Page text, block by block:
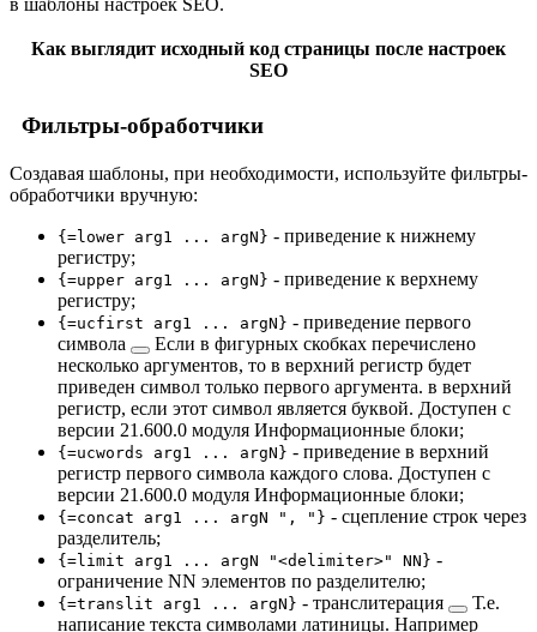
Как выглядит исходный код страницы после настроек
SEO
Фильтры-обработчики
Создавая шаблоны, при необходимости, используйте фильтры-
обработчики вручную:
{=lower arg1 ... argN} - приведение к нижнему
регистру;
{=upper arg1 ... argN} - приведение к верхнему
регистру;
{=ucfirst arg1 ... argN} - приведение первого
символа
Если в фигурных скобках перечислено
несколько аргументов, то в верхний регистр будет
приведен символ только первого аргумента. в верхний
регистр, если этот символ является буквой. Доступен с
версии 21.600.0 модуля Информационные блоки;
{=ucwords arg1 ... argN} - приведение в верхний
регистр первого символа каждого слова. Доступен с
версии 21.600.0 модуля Информационные блоки;
{=concat arg1 ... argN ", "} - сцепление строк через
разделитель;
{=limit arg1 ... argN "<delimiter>" NN} -
ограничение NN элементов по разделителю;
{=translit arg1 ... argN} - транслитерация
Т.е.
написание текста символами латиницы. Например